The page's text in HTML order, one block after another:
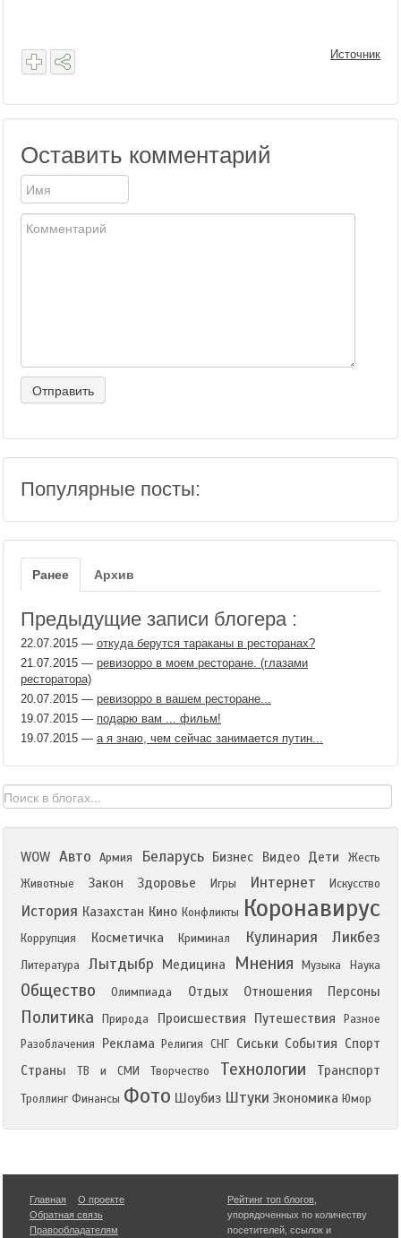
Источник
Оставить комментарий
Популярные посты:
Ранее Архив
Предыдущие записи блогера :
22.07.2015 — откуда берутся тараканы в ресторанах?
21.07.2015 — ревизорро в моем ресторане. (глазами
ресторатора)
20.07.2015 — ревизорро в вашем ресторане...
19.07.2015 — подарю вам ... фильм!
19.07.2015 — а я знаю, чем сейчас занимается путин...
WOW Авто Армия Беларусь Бизнес Видео Дети
Жесть
Животные
Закон Здоровье Игры Интернет Искусство
История Казахстан Кино Конфликты Коронавирус
Коррупция Косметичка Криминал Кулинария Ликбез
Литература Лытдыбр Медицина Мнения Музыка Наука
Общество Олимпиада Отдых Отношения Персоны
Политика Природа Происшествия Путешествия
Разное
Разоблачения
Реклама Религия СНГ Сиськи События Спорт
Страны
ТВ и СМИ Творчество Технологии Транспорт
Троллинг Финансы Фото Шоубиз Штуки Экономика Юмор
Главная
О проекте
Обратная связь
Правообладателям
Рейтинг топ блогов
упорядоченных по количеству
посетителей, ссылок и